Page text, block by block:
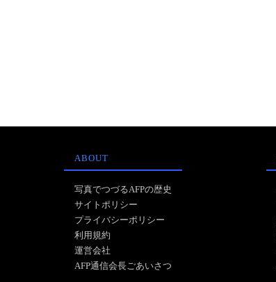
ABOUT
写真でつづるAFPの歴史
サイトポリシー
プライバシーポリシー
利用規約
運営会社
AFP通信会長ごあいさつ